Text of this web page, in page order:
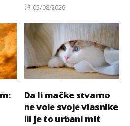
Posted
05/08/2026
Da li mačke stvarno
ne vole svoje vlasnike
ili je to urbani mit